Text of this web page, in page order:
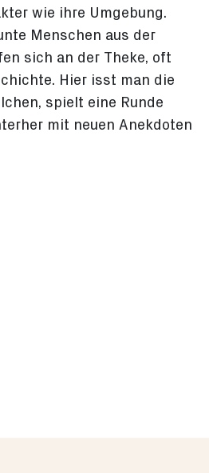
wie ihre Umgebung.
Menschen aus der
sich an der Theke, oft
Hier isst man die
spielt eine Runde
mit neuen Anekdoten